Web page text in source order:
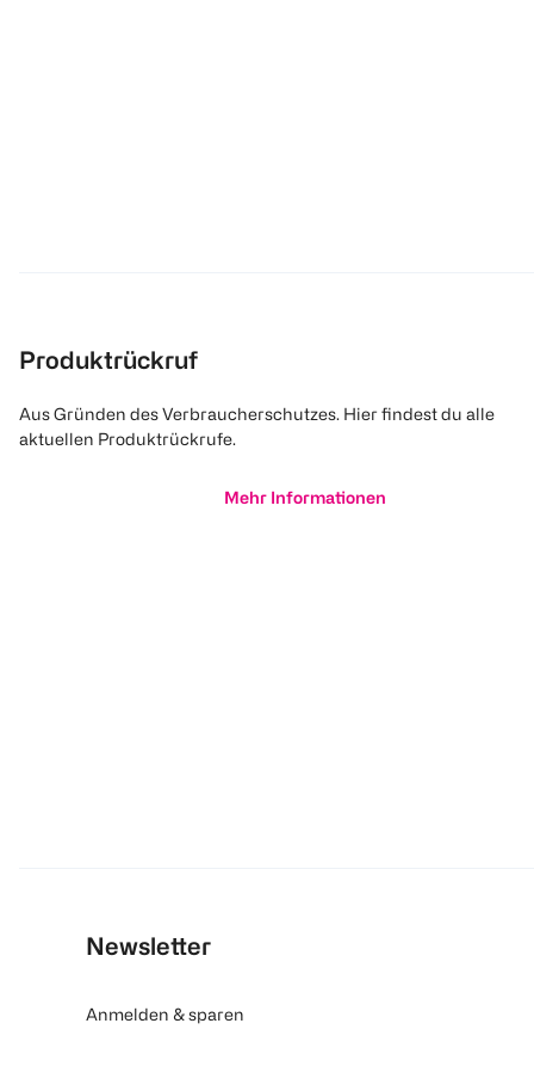
Produktrückruf
Aus Gründen des Verbraucherschutzes. Hier findest du alle
aktuellen Produktrückrufe.
Mehr Informationen
Newsletter
Anmelden & sparen